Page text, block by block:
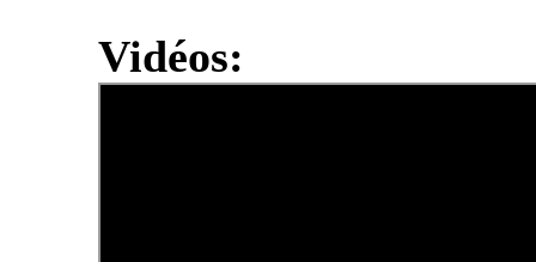
Vidéos: